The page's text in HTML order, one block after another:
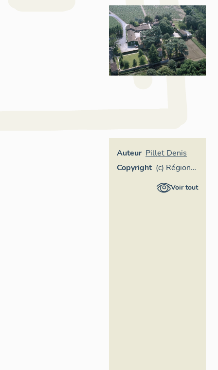
Auteur Pillet Denis
Copyright (c) Région
Pays de la
Voir tout